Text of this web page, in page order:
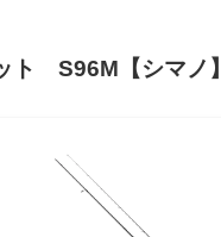
ト S96M【シマノ】